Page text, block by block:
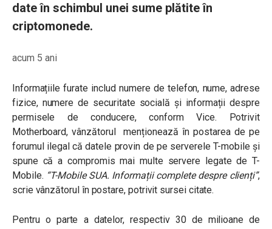
date în schimbul unei sume plătite în
criptomonede.
acum 5 ani
Informațiile furate includ numere de telefon, nume, adrese
fizice, numere de securitate socială și informații despre
permisele de conducere, conform Vice. Potrivit
Motherboard, vânzătorul menționează în postarea de pe
forumul ilegal că datele provin de pe serverele T-mobile și
spune că a compromis mai multe servere legate de T-
Mobile. “T-Mobile SUA. Informații complete despre clienți”,
scrie vânzătorul în postare, potrivit sursei citate.
Pentru o parte a datelor, respectiv 30 de milioane de